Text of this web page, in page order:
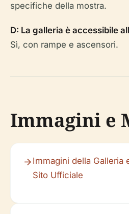
specifiche della mostra.
D: La galleria è accessibile
Sì, con rampe e ascensori.
Immagini e
Immagini della Galleria
Sito Ufficiale